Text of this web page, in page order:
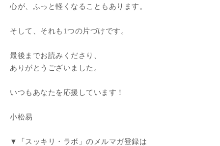
心が、ふっと軽くなることもあります。
そして、それも1つの片づけです。
最後までお読みくださり、
ありがとうございました。
いつもあなたを応援しています！
小松易
▼「スッキリ・ラボ」のメルマガ登録は